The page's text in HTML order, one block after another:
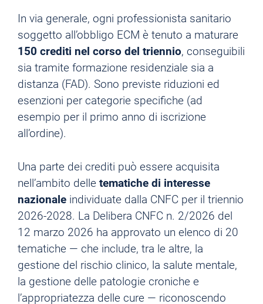
In via generale, ogni professionista sanitario
soggetto all’obbligo ECM è tenuto a maturare
150 crediti nel corso del triennio, conseguibili
sia tramite formazione residenziale sia a
distanza (FAD). Sono previste riduzioni ed
esenzioni per categorie specifiche (ad
esempio per il primo anno di iscrizione
all’ordine).
Una parte dei crediti può essere acquisita
nell’ambito delle tematiche di interesse
nazionale individuate dalla CNFC per il triennio
2026-2028. La Delibera CNFC n. 2/2026 del
12 marzo 2026 ha approvato un elenco di 20
tematiche — che include, tra le altre, la
gestione del rischio clinico, la salute mentale,
la gestione delle patologie croniche e
l’appropriatezza delle cure — riconoscendo